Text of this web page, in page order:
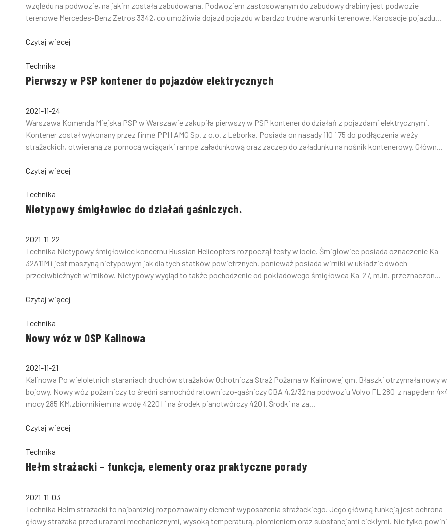
względu na podwozie, na jakim została zabudowana. Podwoziem zastosowanym do zabudowy drabiny jest podwozie
terenowe Mercedes-Benz Zetros 3342, co umożliwia dojazd pojazdu w bardzo trudne warunki terenowe. Karosacje pojazdu...
Czytaj więcej
Technika
Pierwszy w PSP kontener do pojazdów elektrycznych
2021-11-24
Warszawa Komenda Miejska PSP w Warszawie zakupiła pierwszy w PSP kontener do działań z pojazdami elektrycznymi.
Kontener został wykonany przez firmę PPH AMG Sp. z o.o. z Lęborka. Posiada on nasady 110 i 75 do podłączenia węży
strażackich, otwieraną za pomocą wciągarki rampę załadunkową oraz zaczep do załadunku na nośnik kontenerowy. Główn...
Czytaj więcej
Technika
Nietypowy śmigłowiec do działań gaśniczych.
2021-11-22
Technika Nietypowy śmigłowiec koncernu Russian Helicopters rozpoczął testy w locie. Śmigłowiec posiada oznaczenie Ka-
32A11M i jest maszyną nietypowym jak dla tych statków powietrznych, ponieważ posiada wirniki w układzie dwóch
przeciwbieżnych wirników. Nietypowy wygląd to także pochodzenie od pokładowego śmigłowca Ka-27, m.in. przeznaczon...
Czytaj więcej
Technika
Nowy wóz w OSP Kalinowa
2021-11-21
Kalinowa Po wieloletnich staraniach druchów strażaków Ochotnicza Straż Pożarna w Kalinowej gm. Błaszki otrzymała nowy
bojowy. Nowy wóz pożarniczy to średni samochód ratowniczo-gaśniczy GBA 4,2/32 na podwoziu Volvo FL 280 z napędem
mocy 285 KM,zbiornikiem na wodę 4220 l i na środek pianotwórczy 420 l. Środki na za...
Czytaj więcej
Technika
Hełm strażacki – funkcja, elementy oraz praktyczne porady
2021-11-03
Technika Hełm strażacki to najbardziej rozpoznawalny element wyposażenia strażackiego. Jego główną funkcją jest ochrona
głowy strażaka przed urazami mechanicznymi, wysoką temperaturą, płomieniem oraz substancjami ciekłymi. Nie tylko